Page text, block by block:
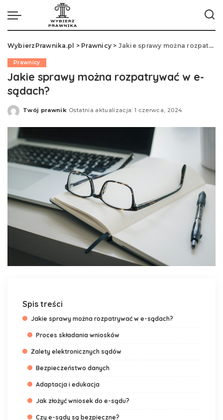
WybierzPrawnika.pl > Prawnicy> Jakie sprawy można rozpatrywać w e-sądach?
Prawnicy
Jakie sprawy można rozpatrywać w e-
sądach?
Opublikowane
Twój prawnik Ostatnia aktualizacja: 1 czerwca, 2024
Spis treści
Jakie sprawy można rozpatrywać w e-sądach?
Proces składania wniosków
Zalety elektronicznych sądów
Bezpieczeństwo danych
Adaptacja i edukacja
Jak złożyć wniosek do e-sądu?
Czy e-sądy są bezpieczne?